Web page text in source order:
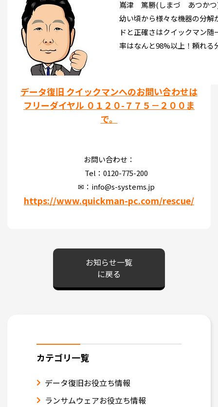
嶌津 篤勝(しまづ あつか
幼い頃から様々な機器の分解
ドと正確さはクイックマン
率はなんと98%以上！頼れる
データ復旧 クイックマンへのお問い合わせは
フリーダイヤル ０１２０-７７５－２００ま
で。
お問い合わせ：
Tel：0120-775-200
✉：info@s-systems.jp
https://www.quickman-pc.com/rescue/
お知らせ一覧
に戻る
カテゴリ一覧
データ復旧お役立ち情報
ランサムウェアお役立ち情報